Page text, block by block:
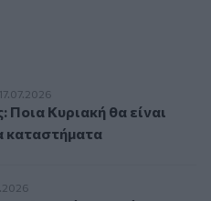
Ποια Κυριακή θα είναι
17.07.2026
Ποια Κυριακή θα είναι
καταστήματα
θερινών εκπτώσεων στην